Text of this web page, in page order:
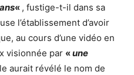
« , fustige-t-il dans sa
l’établissement d’avoir
au cours d’une vidéo en
visionnée par «une
aurait révélé le nom de